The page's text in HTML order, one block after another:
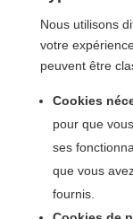
Nous utilisons
votre
peuvent être
Cookies
pour que
ses
que vous
fournis.